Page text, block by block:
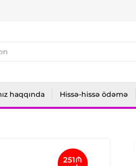
haqqında Hissə-hissə ödəmə
251₼